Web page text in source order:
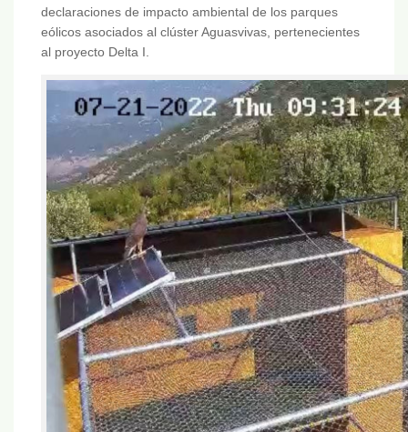
declaraciones de impacto ambiental de los parques
eólicos asociados al clúster Aguasvivas, pertenecientes
al proyecto Delta I.